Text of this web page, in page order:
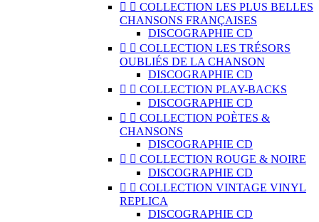
  COLLECTION LES PLUS BELLES
CHANSONS FRANÇAISES
DISCOGRAPHIE CD
  COLLECTION LES TRÉSORS
OUBLIÉS DE LA CHANSON
DISCOGRAPHIE CD
  COLLECTION PLAY-BACKS
DISCOGRAPHIE CD
  COLLECTION POÈTES &
CHANSONS
DISCOGRAPHIE CD
  COLLECTION ROUGE & NOIRE
DISCOGRAPHIE CD
  COLLECTION VINTAGE VINYL
REPLICA
DISCOGRAPHIE CD